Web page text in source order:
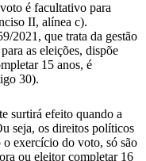
é facultativo para
II, alínea c).
2021, que trata da gestão
as eleições, dispõe
15 anos, é
30).
surtirá efeito quando a
seja, os direitos políticos
exercício do voto, só são
ou eleitor completar 16